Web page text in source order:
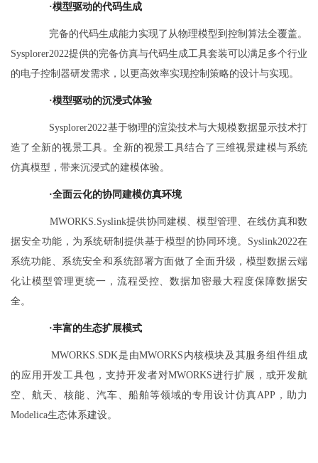
·模型驱动的代码生成
完备的代码生成能力实现了从物理模型到控制算法全覆盖。
Sysplorer2022提供的完备仿真与代码生成工具套装可以满足多个行业
的电子控制器研发需求，以更高效率实现控制策略的设计与实现。
·模型驱动的沉浸式体验
Sysplorer2022基于物理的渲染技术与大规模数据显示技术打
造了全新的视景工具。全新的视景工具结合了三维视景建模与系统
仿真模型，带来沉浸式的建模体验。
·全面云化的协同建模仿真环境
MWORKS.Syslink提供协同建模、模型管理、在线仿真和数
据安全功能，为系统研制提供基于模型的协同环境。Syslink2022在
系统功能、系统安全和系统部署方面做了全面升级，模型数据云端
化让模型管理更统一，流程受控、数据加密最大程度保障数据安
全。
·丰富的生态扩展模式
MWORKS.SDK是由MWORKS内核模块及其服务组件组成
的应用开发工具包，支持开发者对MWORKS进行扩展，或开发航
空、航天、核能、汽车、船舶等领域的专用设计仿真APP，助力
Modelica生态体系建设。